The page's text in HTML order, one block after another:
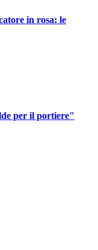
in rosa: le
per il portiere"